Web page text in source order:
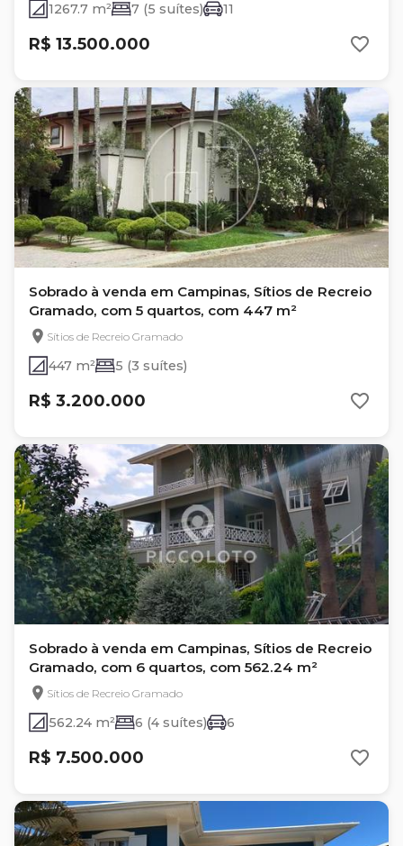
1267.7 m² 7 (5 suítes) 11
R$ 13.500.000
Sobrado à venda em Campinas, Sítios de Recreio
Gramado, com 5 quartos, com 447 m²
Sítios de Recreio Gramado
447 m² 5 (3 suítes)
R$ 3.200.000
Sobrado à venda em Campinas, Sítios de Recreio
Gramado, com 6 quartos, com 562.24 m²
Sítios de Recreio Gramado
562.24 m² 6 (4 suítes) 6
R$ 7.500.000